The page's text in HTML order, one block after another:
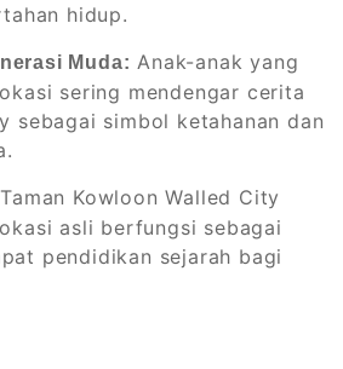
hidup.
Muda: Anak-anak yang
sering mendengar cerita
sebagai simbol ketahanan dan
Taman Kowloon Walled City
asli berfungsi sebagai
pendidikan sejarah bagi